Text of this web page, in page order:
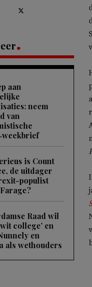
aan
neem
van
is Count
de uitdager
populist
Raad wil
college’ en
en
als wethouders